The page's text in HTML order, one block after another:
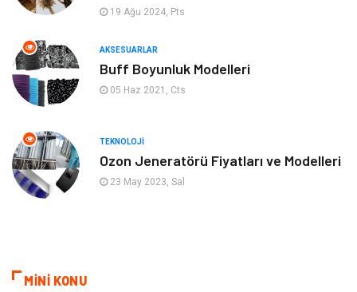
Aksesuarlar
Mobilya
Gayrimenkul
Ev İşleri
Astroloji
19 Ağu 2024, Pts
AKSESUARLAR
Buff Boyunluk Modelleri
05 Haz 2021, Cts
TEKNOLOJI
Ozon Jeneratörü Fiyatları ve Modelleri
23 May 2023, Sal
MİNİ KONU